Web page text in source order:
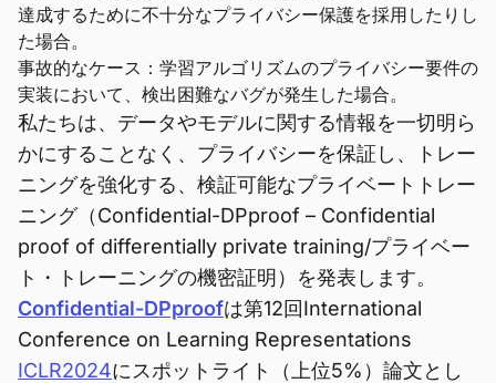
達成するために不十分なプライバシー保護を採用したりし
た場合。
事故的なケース：学習アルゴリズムのプライバシー要件の
実装において、検出困難なバグが発生した場合。
私たちは、データやモデルに関する情報を一切明ら
かにすることなく、プライバシーを保証し、トレー
ニングを強化する、検証可能なプライベートトレー
ニング（Confidential-DPproof – Confidential
proof of differentially private training/プライベー
ト・トレーニングの機密証明）を発表します。
Confidential-DPproofは第12回International
Conference on Learning Representations
ICLR2024にスポットライト（上位5%）論文とし